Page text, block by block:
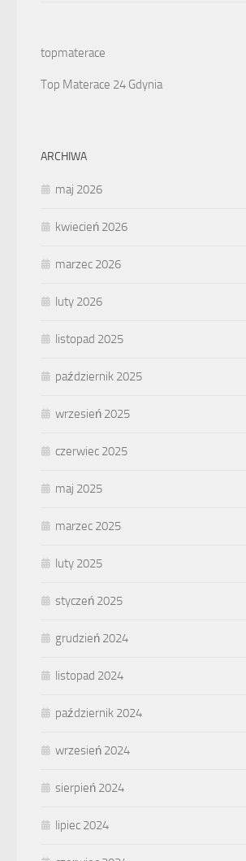
topmaterace
Top Materace 24 Gdynia
ARCHIWA
maj 2026
kwiecień 2026
marzec 2026
luty 2026
listopad 2025
październik 2025
wrzesień 2025
czerwiec 2025
maj 2025
marzec 2025
luty 2025
styczeń 2025
grudzień 2024
listopad 2024
październik 2024
wrzesień 2024
sierpień 2024
lipiec 2024